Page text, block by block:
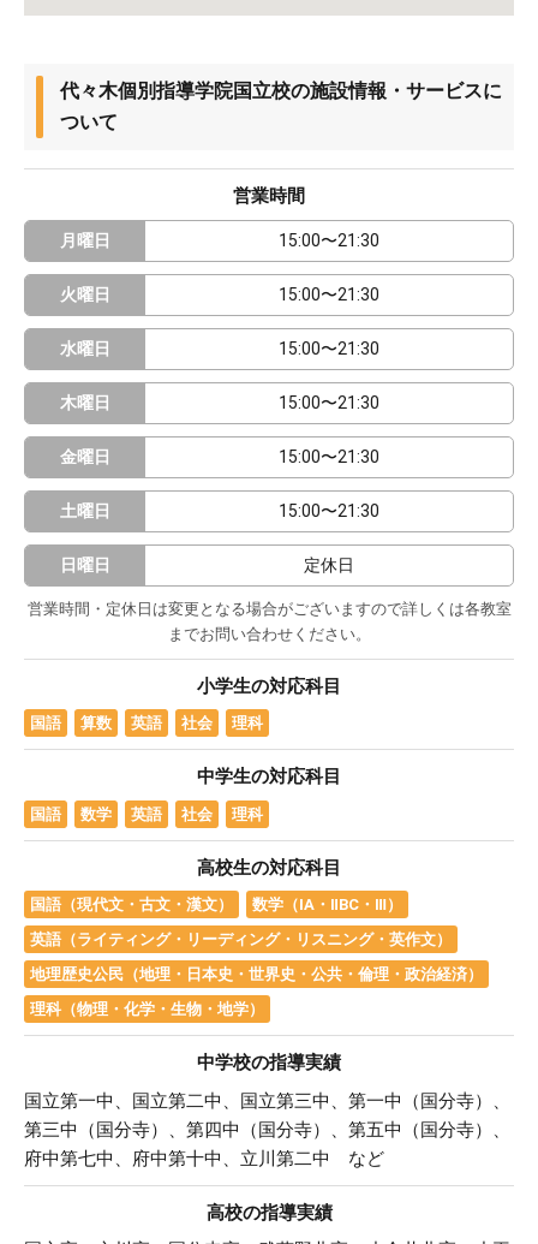
代々木個別指導学院国立校の施設情報・サービスに
ついて
営業時間
月曜日 15:00〜21:30
火曜日 15:00〜21:30
水曜日 15:00〜21:30
木曜日 15:00〜21:30
金曜日 15:00〜21:30
土曜日 15:00〜21:30
日曜日 定休日
営業時間・定休日は変更となる場合がございますので詳しくは各教室
までお問い合わせください。
小学生の対応科目
国語 算数 英語 社会 理科
中学生の対応科目
国語 数学 英語 社会 理科
高校生の対応科目
国語（現代文・古文・漢文）
数学（ⅠA・ⅡBC・Ⅲ）
英語（ライティング・リーディング・リスニング・英作文）
地理歴史公民（地理・日本史・世界史・公共・倫理・政治経済）
理科（物理・化学・生物・地学）
中学校の指導実績
国立第一中、国立第二中、国立第三中、第一中（国分寺）、
第三中（国分寺）、第四中（国分寺）、第五中（国分寺）、
府中第七中、府中第十中、立川第二中 など
高校の指導実績